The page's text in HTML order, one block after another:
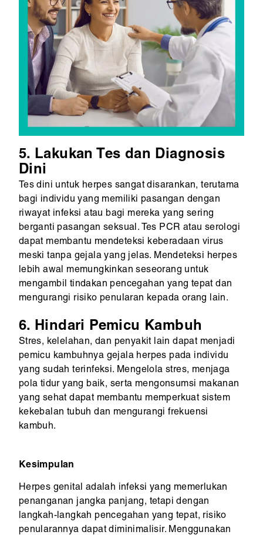
5. Lakukan Tes dan Diagnosis
Dini
Tes dini untuk herpes sangat disarankan, terutama
bagi individu yang memiliki pasangan dengan
riwayat infeksi atau bagi mereka yang sering
berganti pasangan seksual. Tes PCR atau serologi
dapat membantu mendeteksi keberadaan virus
meski tanpa gejala yang jelas. Mendeteksi herpes
lebih awal memungkinkan seseorang untuk
mengambil tindakan pencegahan yang tepat dan
mengurangi risiko penularan kepada orang lain.
6. Hindari Pemicu Kambuh
Stres, kelelahan, dan penyakit lain dapat menjadi
pemicu kambuhnya gejala herpes pada individu
yang sudah terinfeksi. Mengelola stres, menjaga
pola tidur yang baik, serta mengonsumsi makanan
yang sehat dapat membantu memperkuat sistem
kekebalan tubuh dan mengurangi frekuensi
kambuh.
Kesimpulan
Herpes genital adalah infeksi yang memerlukan
penanganan jangka panjang, tetapi dengan
langkah-langkah pencegahan yang tepat, risiko
penularannya dapat diminimalisir. Menggunakan